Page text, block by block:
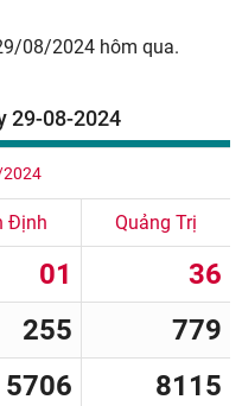
08/2024 hôm qua.
29-08-2024
Định Quảng Trị
01 36
255 779
5706
8115